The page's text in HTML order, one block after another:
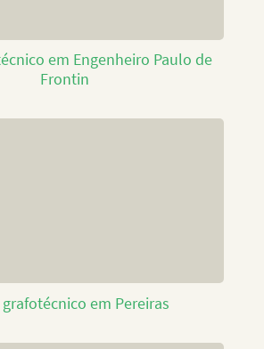
em Engenheiro Paulo de
Frontin
em Pereiras